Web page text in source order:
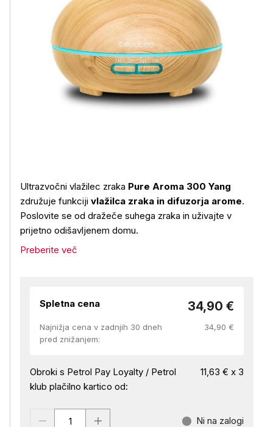
Ultrazvočni vlažilec zraka Pure Aroma 300 Yang
združuje funkciji vlažilca zraka in difuzorja arome.
Poslovite se od dražeče suhega zraka in uživajte v
prijetno odišavljenem domu.
Preberite več
Spletna cena 34,90 €
Najnižja cena v zadnjih 30 dneh
pred znižanjem:
34,90 €
Obroki s Petrol Pay Loyalty / Petrol
klub plačilno kartico od:
11,63 € x 3
Ni na zalogi